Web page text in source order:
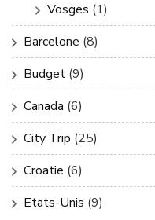
Vosges (1)
Barcelone (8)
Budget (9)
Canada (6)
City Trip (25)
Croatie (6)
Etats-Unis (9)